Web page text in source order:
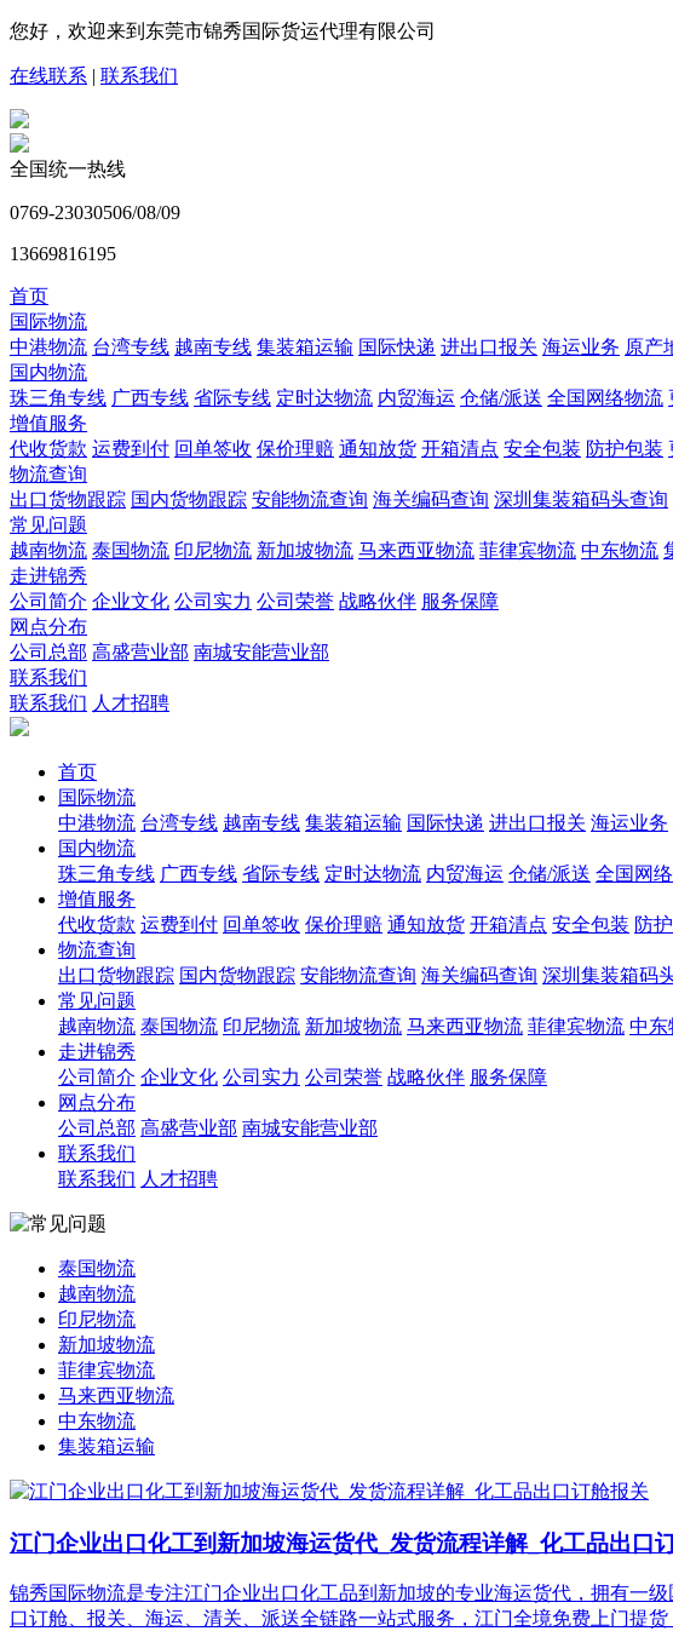
您好，欢迎来到东莞市锦秀国际货运代理有限公司
在线联系 | 联系我们
全国统一热线
0769-23030506/08/09
13669816195
首页
国际物流
中港物流 台湾专线 越南专线 集装箱运输 国际快递 进出口报关 海运业务 原产
国内物流
珠三角专线 广西专线 省际专线 定时达物流 内贸海运 仓储/派送 全国网络物流
增值服务
代收货款 运费到付 回单签收 保价理赔 通知放货 开箱清点 安全包装 防护包装
物流查询
出口货物跟踪 国内货物跟踪 安能物流查询 海关编码查询 深圳集装箱码头查询
常见问题
越南物流 泰国物流 印尼物流 新加坡物流 马来西亚物流 菲律宾物流 中东物流
走进锦秀
公司简介 企业文化 公司实力 公司荣誉 战略伙伴 服务保障
网点分布
公司总部 高盛营业部 南城安能营业部
联系我们
联系我们 人才招聘
首页
国际物流
中港物流 台湾专线 越南专线 集装箱运输 国际快递 进出口报关 海运业务
国内物流
珠三角专线 广西专线 省际专线 定时达物流 内贸海运 仓储/派送 全国网
增值服务
代收货款 运费到付 回单签收 保价理赔 通知放货 开箱清点 安全包装 防
物流查询
出口货物跟踪 国内货物跟踪 安能物流查询 海关编码查询 深圳集装箱码
常见问题
越南物流 泰国物流 印尼物流 新加坡物流 马来西亚物流 菲律宾物流 中东
走进锦秀
公司简介 企业文化 公司实力 公司荣誉 战略伙伴 服务保障
网点分布
公司总部 高盛营业部 南城安能营业部
联系我们
联系我们 人才招聘
泰国物流
越南物流
印尼物流
新加坡物流
菲律宾物流
马来西亚物流
中东物流
集装箱运输
江门企业出口化工到新加坡海运货代_发货流程详解_化工品出口
锦秀国际物流是专注江门企业出口化工品到新加坡的专业海运货代，拥有一
口订舱、报关、海运、清关、派送全链路一站式服务，江门全境免费上门提